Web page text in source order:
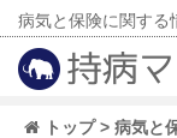
病気と保険に関する
持病
トップ> 病気と